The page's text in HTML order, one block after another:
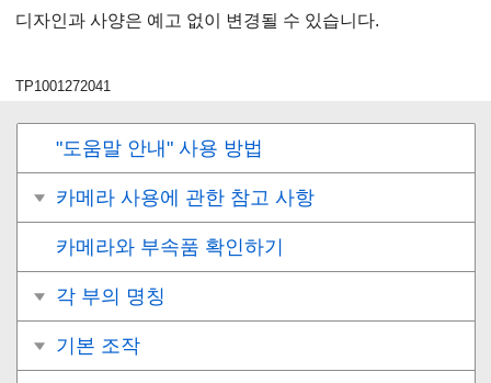
디자인과 사양은 예고 없이 변경될 수 있습니다.
TP1001272041
"도움말 안내" 사용 방법
카메라 사용에 관한 참고 사항
카메라와 부속품 확인하기
각 부의 명칭
기본 조작